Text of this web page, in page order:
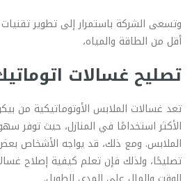
وتسعى الشركة باستمرار إلى تطوير
أقل من الطاقة والمياه،
تصليح غسالات
تعد غسالات الملابس الأوتوماتيكية من
الأكثر استخدامًا في المنازل، حيث توفر
الملابس. ومع ذلك، قد يواجه الأشخاص
تصليحًا، ولذلك فإن تعلم كيفية إصلاح